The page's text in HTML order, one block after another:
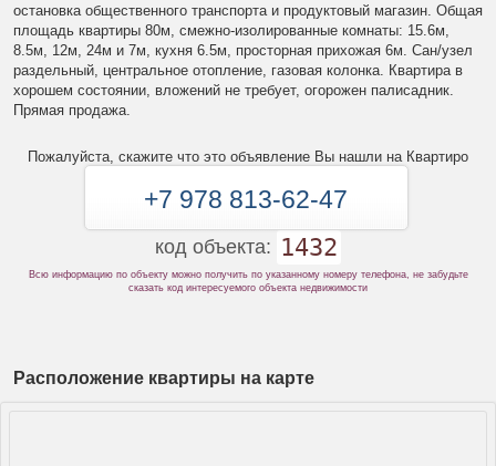
остановка общественного транспорта и продуктовый магазин. Общая
площадь квартиры 80м, смежно-изолированные комнаты: 15.6м,
8.5м, 12м, 24м и 7м, кухня 6.5м, просторная прихожая 6м. Сан/узел
раздельный, центральное отопление, газовая колонка. Квартира в
хорошем состоянии, вложений не требует, огорожен палисадник.
Прямая продажа.
Пожалуйста, скажите что это объявление Вы нашли на Квартиро
+7 978 813-62-47
код объекта: 1432
Всю информацию по объекту можно получить по указанному номеру телефона, не забудьте
сказать код интересуемого объекта недвижимости
Расположение квартиры на карте